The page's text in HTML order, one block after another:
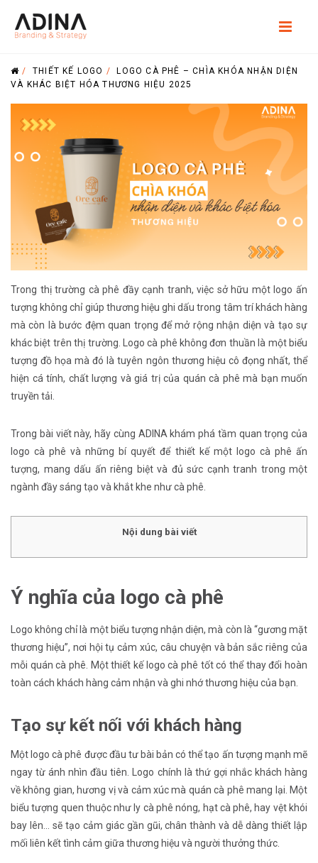
/THIẾT KẾ LOGO /
LOGO CÀ PHÊ – CHÌA KHÓA NHẬN DIỆN
VÀ KHÁC BIỆT HÓA THƯƠNG HIỆU 2025
Trong thị trường cà phê đầy cạnh tranh, việc sở hữu một logo ấn
tượng không chỉ giúp thương hiệu ghi dấu trong tâm trí khách hàng
mà còn là bước đệm quan trọng để mở rộng nhận diện và tạo sự
khác biệt trên thị trường. Logo cà phê không đơn thuần là một biểu
tượng đồ họa mà đó là tuyên ngôn thương hiệu cô đọng nhất, thể
hiện cá tính, chất lượng và giá trị của quán cà phê mà bạn muốn
truyền tải.
Trong bài viết này, hãy cùng ADINA khám phá tầm quan trọng của
logo cà phê và những bí quyết để thiết kế một logo cà phê ấn
tượng, mang dấu ấn riêng biệt và đủ sức cạnh tranh trong một
ngành đầy sáng tạo và khắt khe như cà phê.
Nội dung bài viết
Ý nghĩa của logo cà phê
Logo không chỉ là một biểu tượng nhận diện, mà còn là “gương mặt
thương hiệu”, nơi hội tụ cảm xúc, câu chuyện và bản sắc riêng của
mỗi quán cà phê. Một thiết kế logo cà phê tốt có thể thay đổi hoàn
toàn cách khách hàng cảm nhận và ghi nhớ thương hiệu của bạn.
Tạo sự kết nối với khách hàng
Một logo cà phê được đầu tư bài bản có thể tạo ấn tượng mạnh mẽ
ngay từ ánh nhìn đầu tiên. Logo chính là thứ gợi nhắc khách hàng
về không gian, hương vị và cảm xúc mà quán cà phê mang lại. Một
biểu tượng quen thuộc như ly cà phê nóng, hạt cà phê, hay vệt khói
bay lên… sẽ tạo cảm giác gần gũi, chân thành và dễ dàng thiết lập
mối liên kết tình cảm giữa thương hiệu và người thưởng thức.